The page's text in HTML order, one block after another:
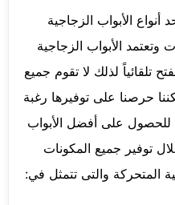
أنواع الأبواب الزجاجية
وتعتمد الأبواب الزجاجية
تلقائياً لذلك لا تقوم جميع
حرصنا على توفيرها رغبة
للحصول على أفضل الأبواب
توفير جميع المكونات
المتحركة والتى تتمثل في: